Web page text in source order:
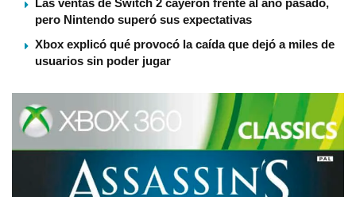
Las ventas de Switch 2 cayeron frente al año pasado,
pero Nintendo superó sus expectativas
Xbox explicó qué provocó la caída que dejó a miles de
usuarios sin poder jugar